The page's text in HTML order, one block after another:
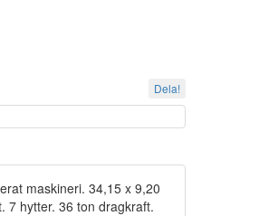
Dela!
maskineri. 34,15 x 9,20
7 hytter. 36 ton dragkraft.